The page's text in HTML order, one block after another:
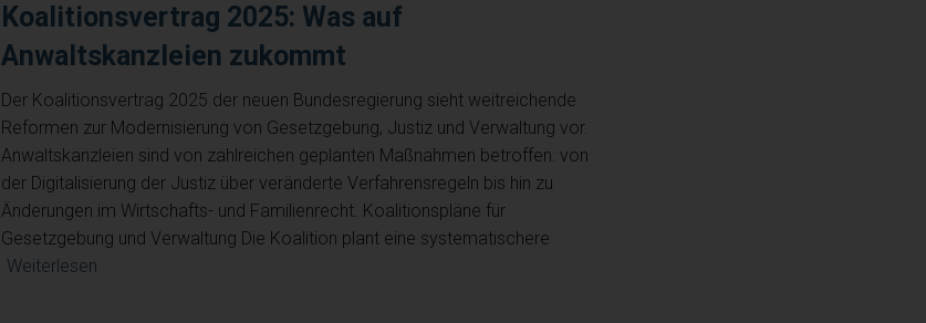
Koalitionsvertrag 2025: Was auf
Anwaltskanzleien zukommt
Der Koalitionsvertrag 2025 der neuen Bundesregierung sieht weitreichende
Reformen zur Modernisierung von Gesetzgebung, Justiz und Verwaltung vor.
Anwaltskanzleien sind von zahlreichen geplanten Maßnahmen betroffen: von
der Digitalisierung der Justiz über veränderte Verfahrensregeln bis hin zu
Änderungen im Wirtschafts- und Familienrecht. Koalitionspläne für
Gesetzgebung und Verwaltung Die Koalition plant eine systematischere
Weiterlesen